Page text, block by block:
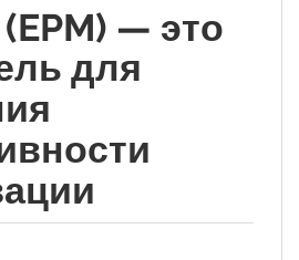
— это
для